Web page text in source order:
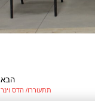
הבא
תתעוררו/ הדס וינר